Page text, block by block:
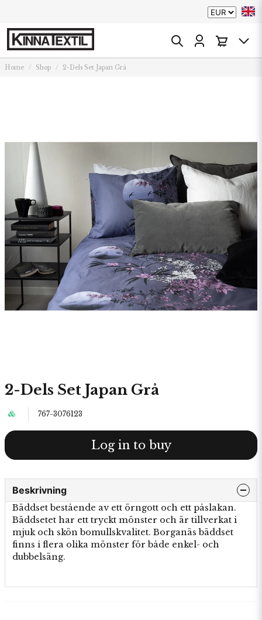
Home Shop 2-Dels Set Japan Grå
2-Dels Set Japan Grå
767-3076123
Log in to buy
Beskrivning
Bäddset bestående av ett örngott och ett påslakan.
Bäddsetet har ett tryckt mönster och är tillverkat i
mjuk och skön bomullskvalitet. Borganäs bäddset
finns i flera olika mönster för både enkel- och
dubbelsäng.